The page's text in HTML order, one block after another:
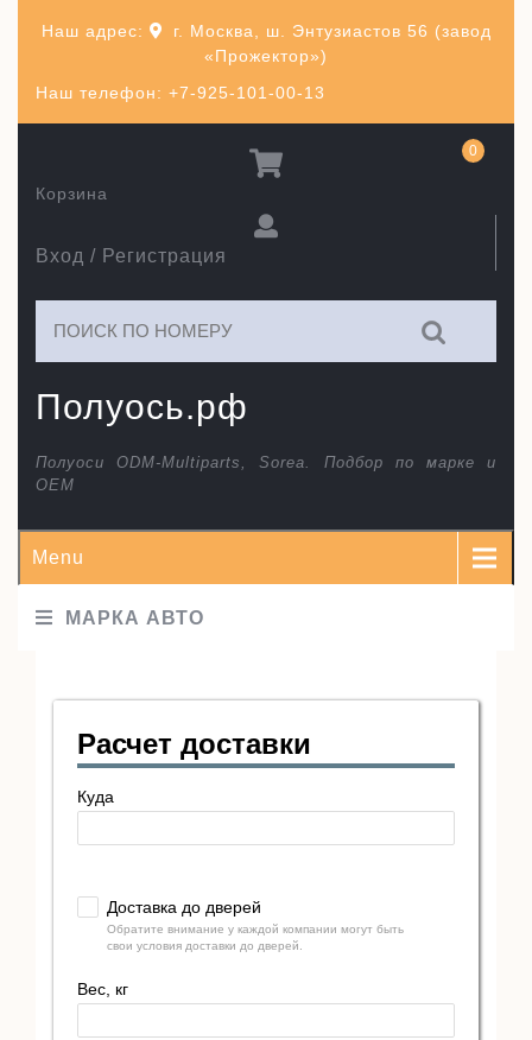
Наш телефон: +7-925-101-00-13
Наш адрес:
г. Москва, ш. Энтузиастов 56 (завод
«Прожектор»)
Полуось.рф
Полуоси ODM-Multiparts, Sorea. Подбор по марке и
ОЕМ
Вход / Регистрация
Корзина
0
Menu
МАРКА АВТО
Расчет доставки
Куда
Доставка до дверей
Обратите внимание у каждой компании могут быть
свои условия доставки до дверей.
Вес, кг